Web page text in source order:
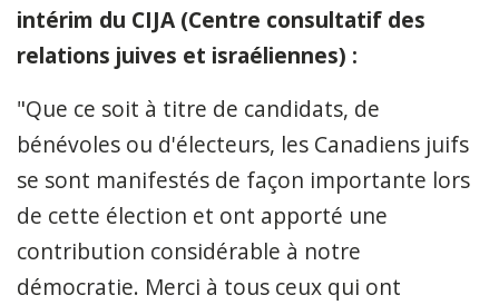
intérim du CIJA (Centre consultatif des
relations juives et israéliennes) :
"Que ce soit à titre de candidats, de
bénévoles ou d'électeurs, les Canadiens juifs
se sont manifestés de façon importante lors
de cette élection et ont apporté une
contribution considérable à notre
démocratie. Merci à tous ceux qui ont